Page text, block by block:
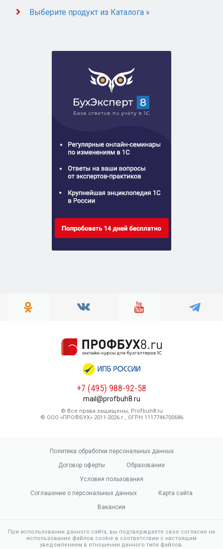
Выберите продукт из Каталога »
+7 (495) 988-92-58
mail@profbuh8.ru
© Все права защищены, Profbuh8.ru
© ООО «ПРОФБУХ» 2011-2026 г., ОГРН 1117746700686
Политика обработки персональных данных
Договор оферты
Образование
Условия пользования
Соглашение о персональных данных
Карта сайта
Вакансии
При использовании данного сайта, вы подтверждаете свое согласие на
использование файлов cookie в соответствии с настоящим
уведомлением в отношении данного типа файлов.